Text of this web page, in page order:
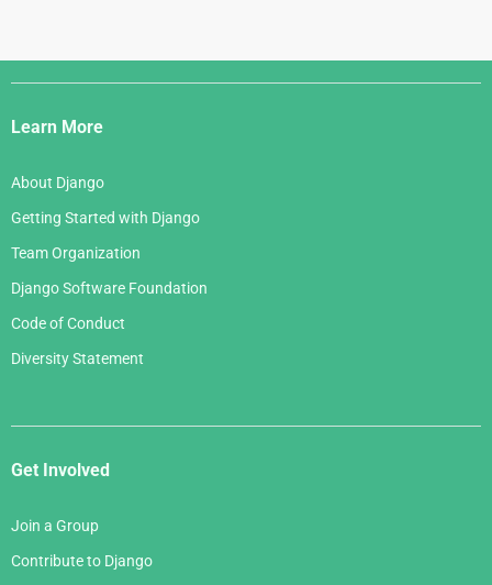
Django
Links
Learn More
About Django
Getting Started with Django
Team Organization
Django Software Foundation
Code of Conduct
Diversity Statement
Get Involved
Join a Group
Contribute to Django